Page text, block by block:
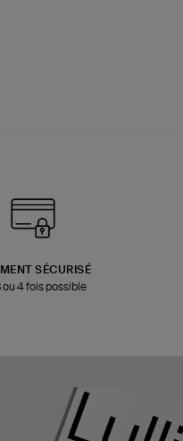
SÉCURISÉ
ou 4 fois possible